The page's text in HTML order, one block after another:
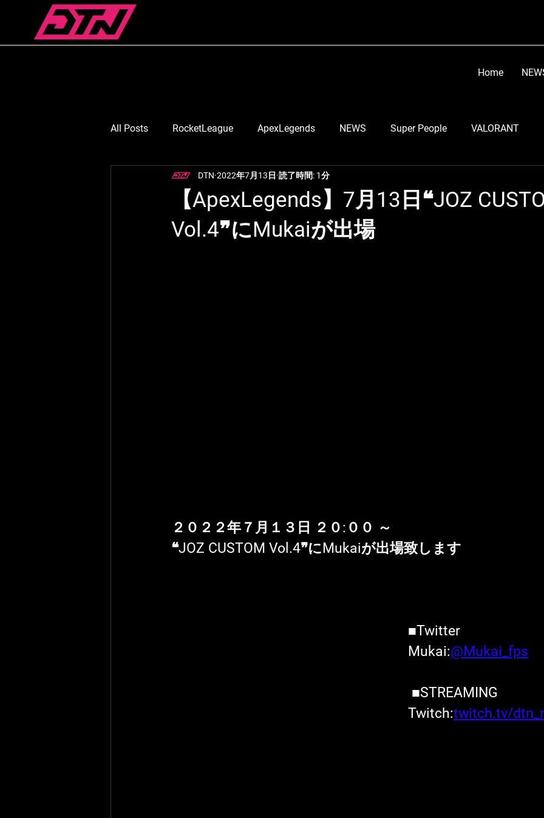
Home
All Posts RocketLeague ApexLegends NEWS Super People VALORANT
スマブラ Suruga Monkey 顔芸
七浬憂/ななりうい 月島ごう LEIA スマブラ部門
【ApexLegends】7月13日❝JOZ
Vol.4❞にMukaiが出場
DTN 2022年7月13日 読了時間: 1分
２０２２年７月１３日 ２０:００ ～
❝JOZ CUSTOM Vol.4❞にMukaiが出場致します
■Twitter
Mukai:@Mukai_fps
■STREAMING
Twitch:twitch.tv/